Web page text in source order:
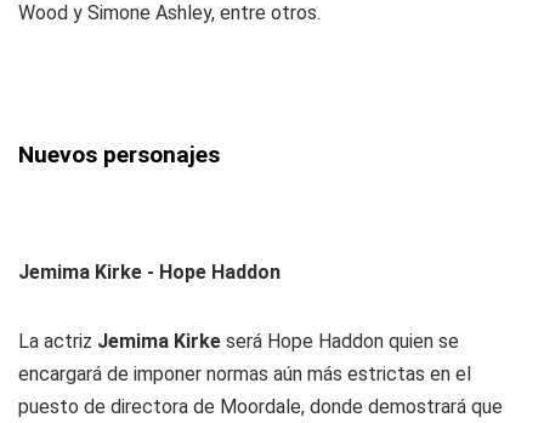
Wood y Simone Ashley, entre otros.
Nuevos personajes
Jemima Kirke - Hope Haddon
La actriz Jemima Kirke será Hope Haddon quien se
encargará de imponer normas aún más estrictas en el
puesto de directora de Moordale, donde demostrará que